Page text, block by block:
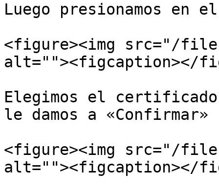
Luego presionamos en
<figure><img src="/files/
alt=""><figcaption></
Elegimos el
le damos a «Confirmar»
<figure><img src="/files/
alt=""><figcaption></